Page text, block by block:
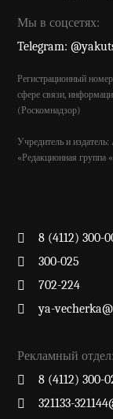
Мы в соцсетях:
Telegram:
Регистрационный
сфере связи,
(Роскомнадзор)
Учредитель и
«Редакционная группа
8 (4112) 300-
300-025
702-224
ya-
Рекламный отдел:
8 (4112) 300-
321133-